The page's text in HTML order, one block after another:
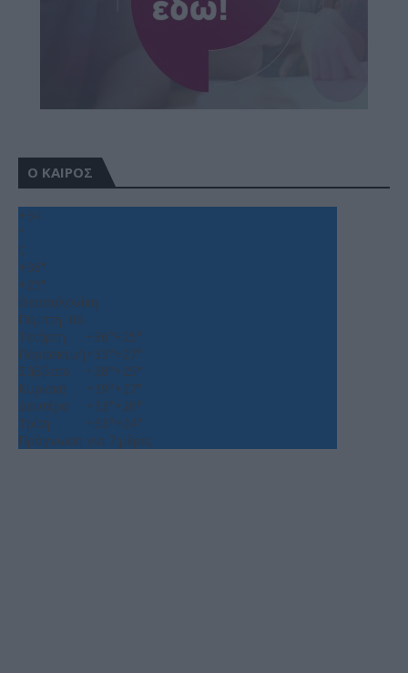
Ο ΚΑΙΡΟΣ
+34
°
C
+36°
+25°
Θεσσαλονίκη
Πέμπτη, 06
Τετάρτη
+36°+25°
Παρασκευή+33°+27°
Σάββατο
+38°+25°
Κυριακή
+39°+27°
Δευτέρα
+33°+26°
Τρίτη
+33°+24°
Πρόγνωση για 7 μέρες